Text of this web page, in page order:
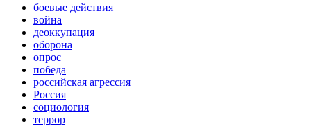
боевые действия
война
деоккупация
оборона
опрос
победа
российская агрессия
Россия
социология
террор